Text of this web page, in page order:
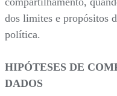
dos limites e propósitos
política.
HIPÓTESES DE
DADOS